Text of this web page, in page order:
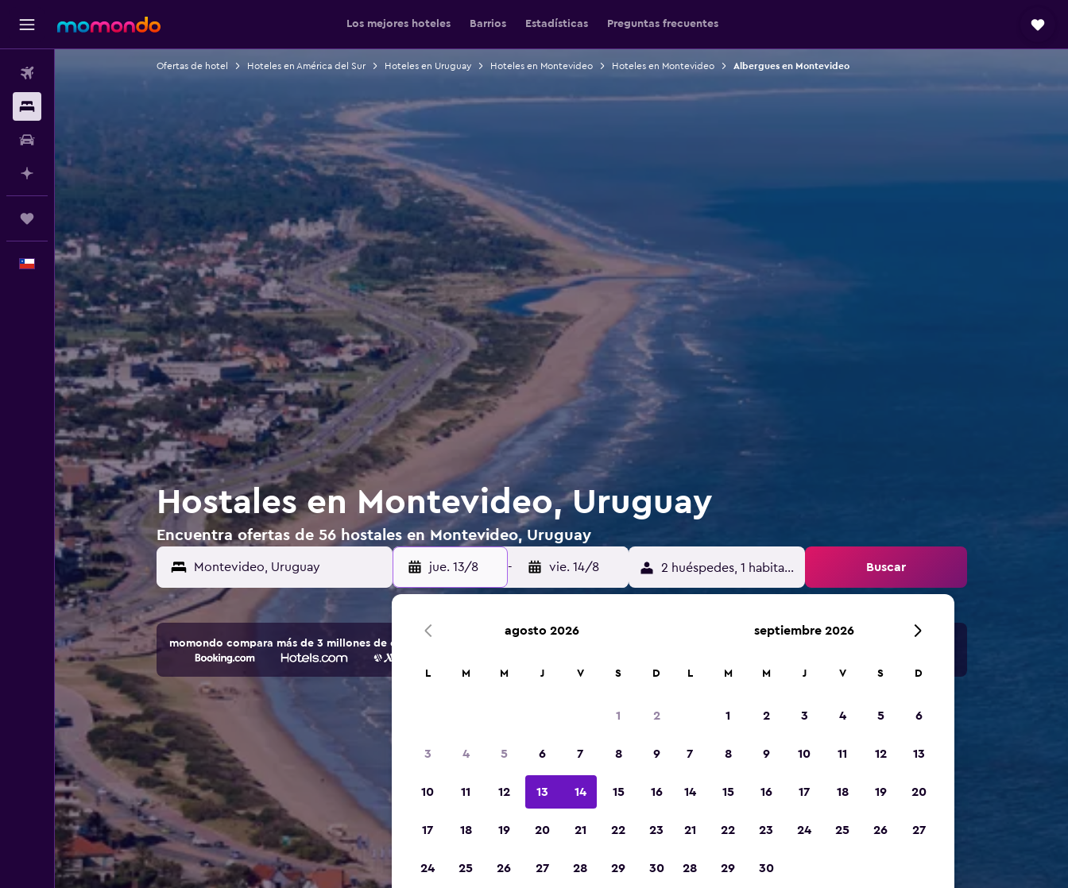
Los mejores hoteles Barrios Estadísticas Preguntas frecuentes
Planifica con IA
Español
Ofertas de hotel Hoteles en América del Sur Hoteles en Uruguay Hoteles en Montevideo Hoteles en Montevideo Albergues en Montevideo
Hostales en Montevideo, Uruguay
Encuentra ofertas de 56 hostales en Montevideo, Uruguay
jue. 13/8 - vie. 14/8 2 huéspedes, 1 habitación Buscar
momondo compara más de 3 millones de opciones de hoteles y alojamientos.
agosto 2026
L M M J V S D
1 2
3 4 5 6 7 8 9
10 11 12 13 14 15 16
17 18 19 20 21 22 23
24 25 26 27 28 29 30
septiembre 2026
L M M J V S D
1 2 3 4 5 6
7 8 9 10 11 12 13
14 15 16 17 18 19 20
21 22 23 24 25 26 27
28 29 30